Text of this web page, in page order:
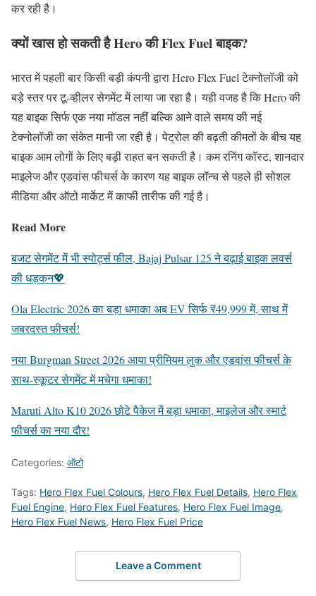
कर रही है।
क्यों खास हो सकती है Hero की Flex Fuel बाइक?
भारत में पहली बार किसी बड़ी कंपनी द्वारा Hero Flex Fuel टेक्नोलॉजी को
बड़े स्तर पर टू-व्हीलर सेगमेंट में लाया जा रहा है। यही वजह है कि Hero की
यह बाइक सिर्फ एक नया मॉडल नहीं बल्कि आने वाले समय की नई
टेक्नोलॉजी का संकेत मानी जा रही है। पेट्रोल की बढ़ती कीमतों के बीच यह
बाइक आम लोगों के लिए बड़ी राहत बन सकती है। कम रनिंग कॉस्ट, शानदार
माइलेज और एडवांस फीचर्स के कारण यह बाइक लॉन्च से पहले ही सोशल
मीडिया और ऑटो मार्केट में काफी तारीफ की गई है।
Read More
बजट सेगमेंट में भी स्पोर्ट्स फील, Bajaj Pulsar 125 ने बढ़ाई बाइक लवर्स
की धड़कन💖
Ola Electric 2026 का बड़ा धमाका अब EV सिर्फ ₹49,999 में, साथ में
जबरदस्त फीचर्स!
नया Burgman Street 2026 आया प्रीमियम लुक और एडवांस फीचर्स के
साथ-स्कूटर सेगमेंट में मचेगा धमाका!
Maruti Alto K10 2026 छोटे पैकेज में बड़ा धमाका, माइलेज और स्मार्ट
फीचर्स का नया दौर!
Categories: ऑटो
Tags: Hero Flex Fuel Colours, Hero Flex Fuel Details, Hero Flex
Fuel Engine, Hero Flex Fuel Features, Hero Flex Fuel Image,
Hero Flex Fuel News, Hero Flex Fuel Price
Leave a Comment